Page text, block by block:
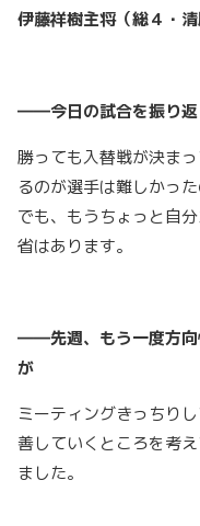
伊藤祥樹主将（総４・清
――今日の試合を振り返
勝っても入替戦が決ま
るのが選手は難しかっ
でも、もうちょっと自
省はあります。
――先週、もう一度方向
が
ミーティングきっちり
善していくところを考
ました。